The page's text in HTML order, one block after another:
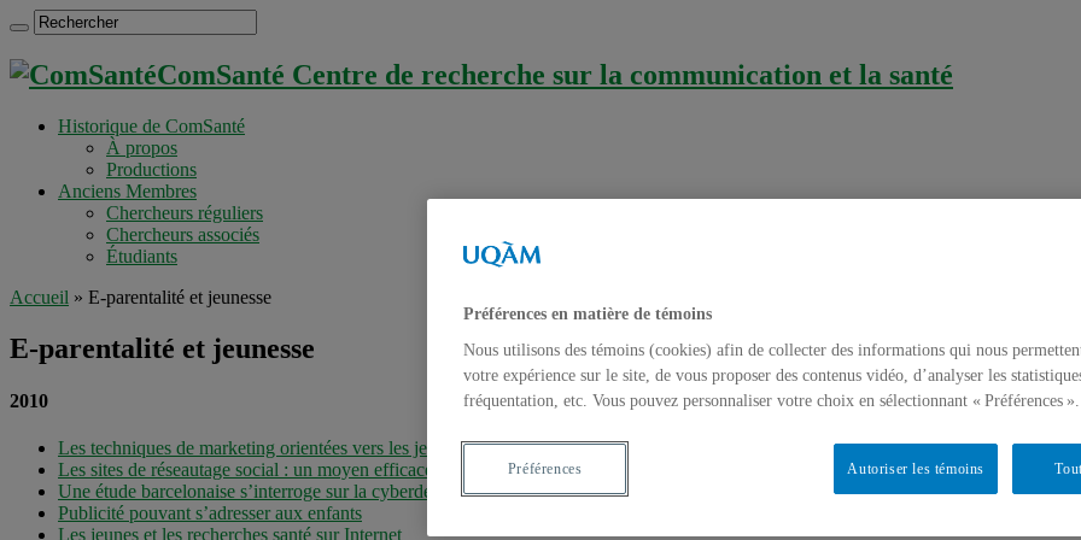
ComSanté Centre de recherche sur la communication et la santé
Historique de ComSanté
À propos
Productions
Anciens Membres
Chercheurs réguliers
Chercheurs associés
Étudiants
Accueil » E-parentalité et jeunesse
E-parentalité et jeunesse
2010
Les techniques de marketing orientées vers les jeunes sur Internet
Les sites de réseautage social : un moyen efficace de rejoindre tous les jeunes ?
Une étude barcelonaise s’interroge sur la cyberdépendance chez les jeunes
Publicité pouvant s’adresser aux enfants
Les jeunes et les recherches santé sur Internet
Préférences en matière de témoins
Nous utilisons des témoins (cookies) afin de collecter des informations qui nous
votre expérience sur le site, de vous proposer des contenus vidéo, d’analyser les
fréquentation, etc. Vous pouvez personnaliser votre choix en sélectionnant « Préférences ».
Autoriser les témoins
Préférences